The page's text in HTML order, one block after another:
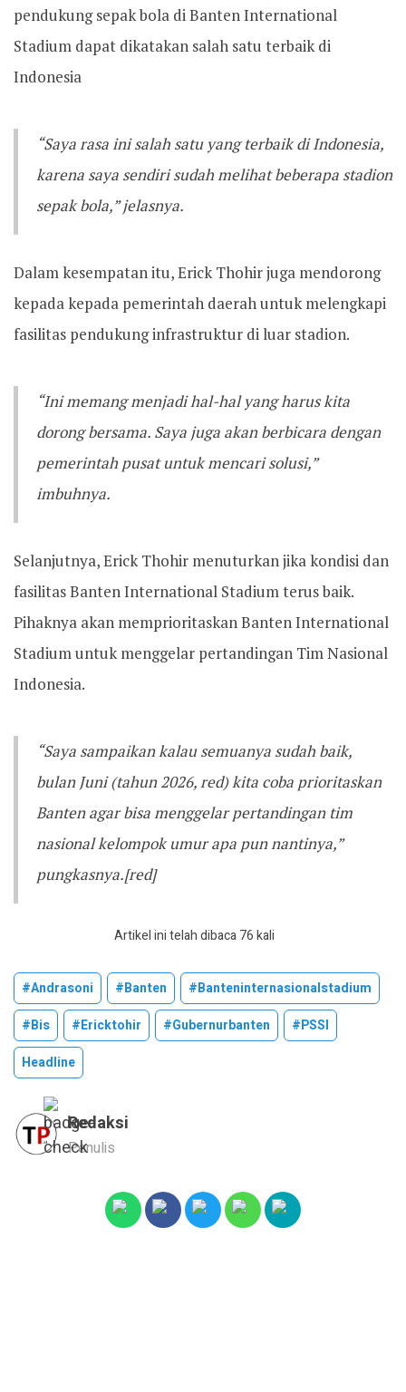
pendukung sepak bola di Banten International
Stadium dapat dikatakan salah satu terbaik di
Indonesia
“Saya rasa ini salah satu yang terbaik di Indonesia,
karena saya sendiri sudah melihat beberapa stadion
sepak bola,” jelasnya.
Dalam kesempatan itu, Erick Thohir juga mendorong
kepada kepada pemerintah daerah untuk melengkapi
fasilitas pendukung infrastruktur di luar stadion.
“Ini memang menjadi hal-hal yang harus kita
dorong bersama. Saya juga akan berbicara dengan
pemerintah pusat untuk mencari solusi,”
imbuhnya.
Selanjutnya, Erick Thohir menuturkan jika kondisi dan
fasilitas Banten International Stadium terus baik.
Pihaknya akan memprioritaskan Banten International
Stadium untuk menggelar pertandingan Tim Nasional
Indonesia.
“Saya sampaikan kalau semuanya sudah baik,
bulan Juni (tahun 2026, red) kita coba prioritaskan
Banten agar bisa menggelar pertandingan tim
nasional kelompok umur apa pun nantinya,”
pungkasnya.[red]
Artikel ini telah dibaca 76 kali
#andrasoni #banten
#banteninternasionalstadium
#bis
#ericktohir #gubernurbanten
#PSSI
Headline
Redaksi
Penulis